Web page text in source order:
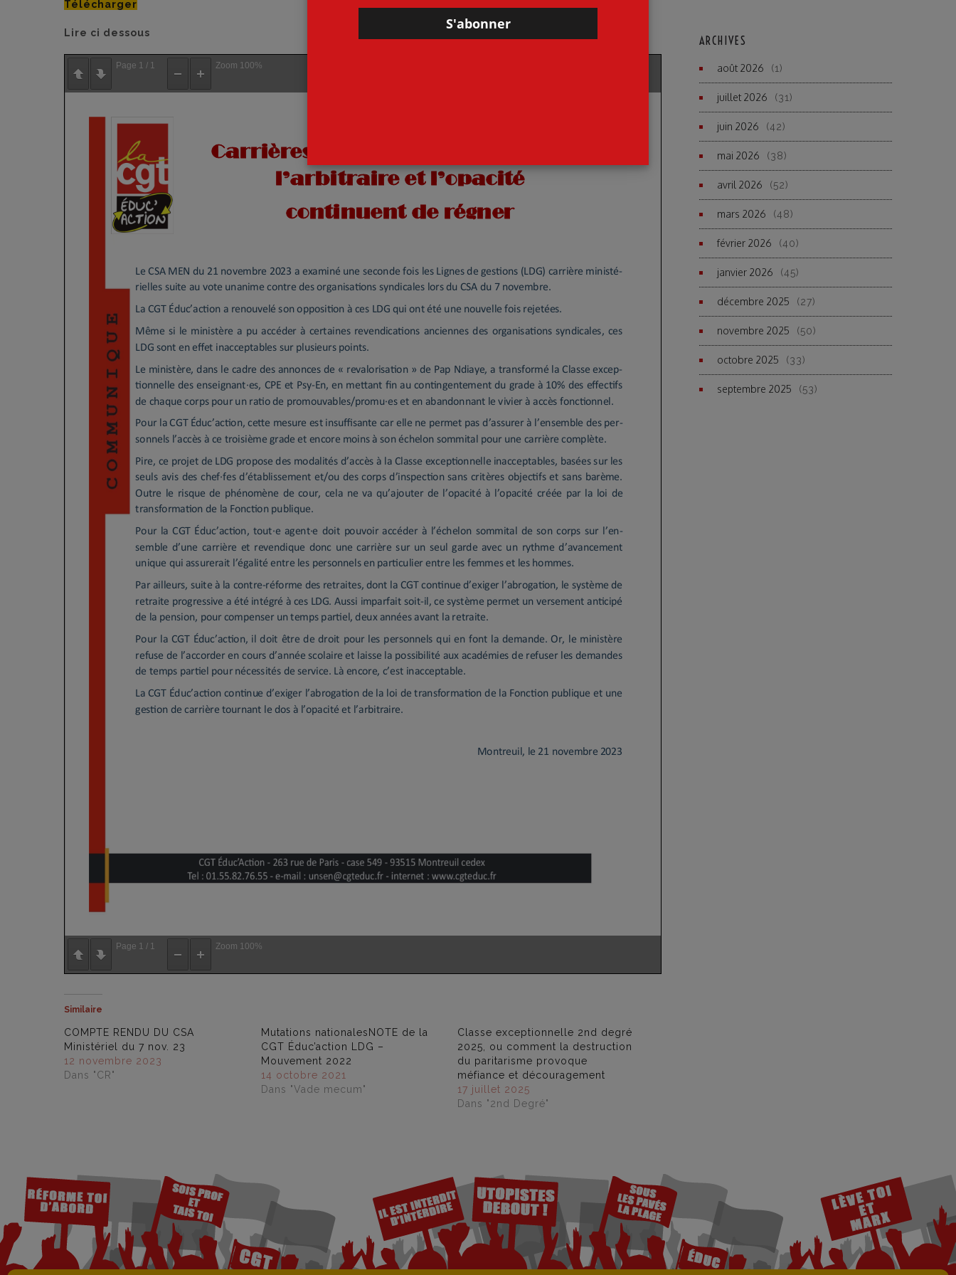
Télécharger
Lire ci dessous
Page 1 / 1 Zoom 100%
Page 1 / 1 Zoom 100%
Similaire
COMPTE RENDU DU CSA
Ministériel du 7 nov. 23
12 novembre 2023
Dans "CR"
Mutations nationalesNOTE de la
CGT Éduc’action LDG –
Mouvement 2022
14 octobre 2021
Dans "Vade mecum"
Classe exceptionnelle 2nd degré
2025, ou comment la destruction
du paritarisme provoque
méfiance et découragement
17 juillet 2025
Dans "2nd Degré"
ARCHIVES
août 2026 (1)
juillet 2026 (31)
juin 2026 (42)
mai 2026 (38)
avril 2026 (52)
mars 2026 (48)
février 2026 (40)
janvier 2026 (45)
décembre 2025 (27)
novembre 2025 (50)
octobre 2025 (33)
septembre 2025 (53)